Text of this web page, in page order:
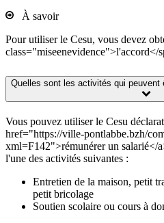
À savoir
Pour utiliser le Cesu, vous devez
class="miseenevidence">l'accord</
Quelles sont les activités qui peuvent
Vous pouvez utiliser le Cesu
href="https://ville-pontlabbe.bzh/
xml=F142">rémunérer un salarié</
l'une des activités suivantes :
Entretien de la maison, petit
petit bricolage
Soutien scolaire ou cours à